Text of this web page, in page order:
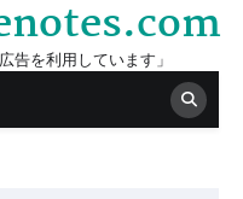
告を利用しています」